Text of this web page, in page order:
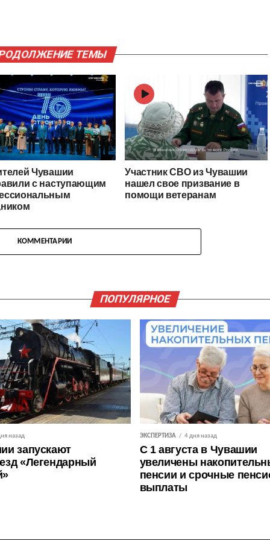
ТЕМЫ
Чувашии
с наступающим
Участник СВО из Чувашии
нашел свое призвание в
помощи ветеранам
КОММЕНТАРИИ
ПОПУЛЯРНОЕ
назад
запускают
«Легендарный
ЭКСПЕРТИЗА 4 дня назад
С 1 августа в Чувашии
увеличены
пенсии и срочные
выплаты